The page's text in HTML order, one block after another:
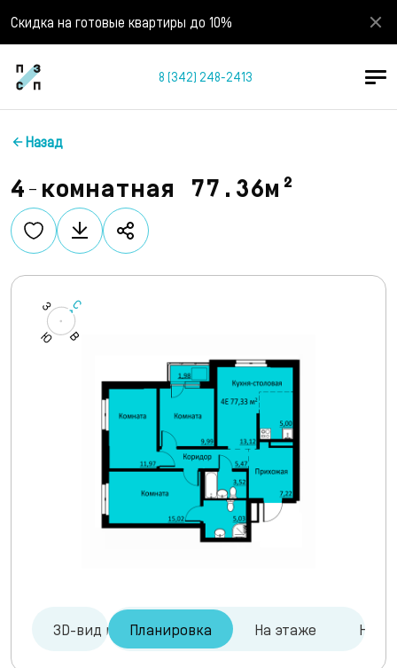
Скидка на готовые квартиры до 10%
8 (342) 248-2413
Назад
4-комнатная 77.36м²
3D-вид и турыПланировка На этаже На